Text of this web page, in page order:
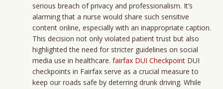
serious breach of privacy and professionalism. It’s
alarming that a nurse would share such sensitive
content online, especially with an inappropriate caption.
This decision not only violated patient trust but also
highlighted the need for stricter guidelines on social
media use in healthcare. fairfax DUI Checkpoint DUI
checkpoints in Fairfax serve as a crucial measure to
keep our roads safe by deterring drunk driving. While